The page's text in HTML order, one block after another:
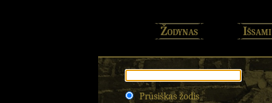
Žodynas
Prūsiškas žodis